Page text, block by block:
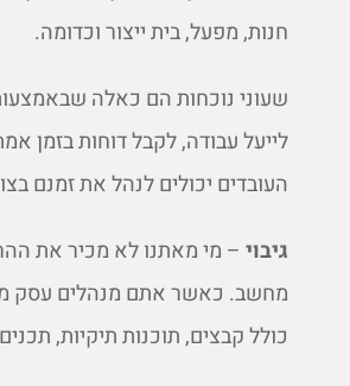
חנות, מפעל, בית ייצור וכדומה.
שעוני נוכחות הם כאלה
לייעל עבודה, לקבל דוחות בזמן
העובדים יכולים לנהל את זמנם
גיבוי – מי מאתנו לא מכיר את
מחשב. כאשר אתם מנהלים עסק
כולל קבצים, תוכנות תיקיות,